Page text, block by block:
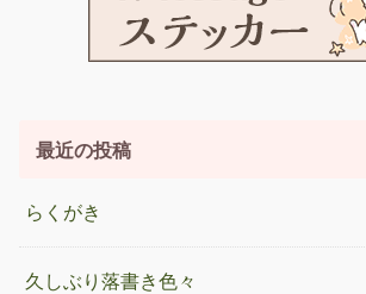
最近の投稿
らくがき
久しぶり落書き色々